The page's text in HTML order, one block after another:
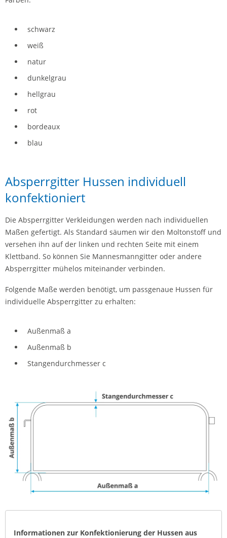
schwarz
weiß
natur
dunkelgrau
hellgrau
rot
bordeaux
blau
Absperrgitter Hussen individuell
konfektioniert
Die Absperrgitter Verkleidungen werden nach individuellen
Maßen gefertigt. Als Standard säumen wir den Moltonstoff und
versehen ihn auf der linken und rechten Seite mit einem
Klettband. So können Sie Mannesmanngitter oder andere
Absperrgitter mühelos miteinander verbinden.
Folgende Maße werden benötigt, um passgenaue Hussen für
individuelle Absperrgitter zu erhalten:
Außenmaß a
Außenmaß b
Stangendurchmesser c
Informationen zur Konfektionierung der Hussen aus